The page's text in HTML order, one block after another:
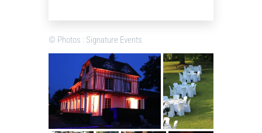
© Photos : Signature Events